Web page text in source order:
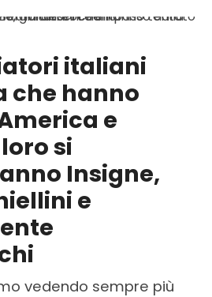
italiani
che hanno
e
si
Insigne,
e
vedendo sempre più